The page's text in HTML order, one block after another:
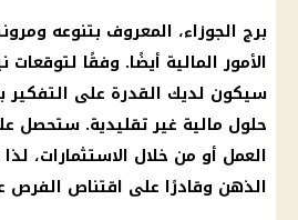
برج الجوزاء، المعروف بتنوعه
الأمور المالية أيضًا. وفقًا لتوقعات
سيكون لديك القدرة على التفكير
حلول مالية غير تقليدية.
العمل أو من خلال الاستثمارات،
الذهن وقادرًا على اقتناص الفرص